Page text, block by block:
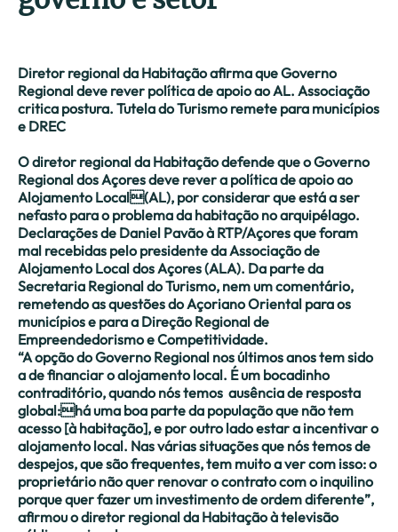
Diretor regional da Habitação afirma que Governo
Regional deve rever política de apoio ao AL. Associação
critica postura. Tutela do Turismo remete para municípios
e DREC
O diretor regional da Habitação defende que o Governo
Regional dos Açores deve rever a política de apoio ao
Alojamento Local(AL), por considerar que está a ser
nefasto para o problema da habitação no arquipélago.
Declarações de Daniel Pavão à RTP/Açores que foram
mal recebidas pelo presidente da Associação de
Alojamento Local dos Açores (ALA). Da parte da
Secretaria Regional do Turismo, nem um comentário,
remetendo as questões do Açoriano Oriental para os
municípios e para a Direção Regional de
Empreendedorismo e Competitividade.
“A opção do Governo Regional nos últimos anos tem sido
a de financiar o alojamento local. É um bocadinho
contraditório, quando nós temos ausência de resposta
global:há uma boa parte da população que não tem
acesso [à habitação], e por outro lado estar a incentivar o
alojamento local. Nas várias situações que nós temos de
despejos, que são frequentes, tem muito a ver com isso: o
proprietário não quer renovar o contrato com o inquilino
porque quer fazer um investimento de ordem diferente”,
afirmou o diretor regional da Habitação à televisão